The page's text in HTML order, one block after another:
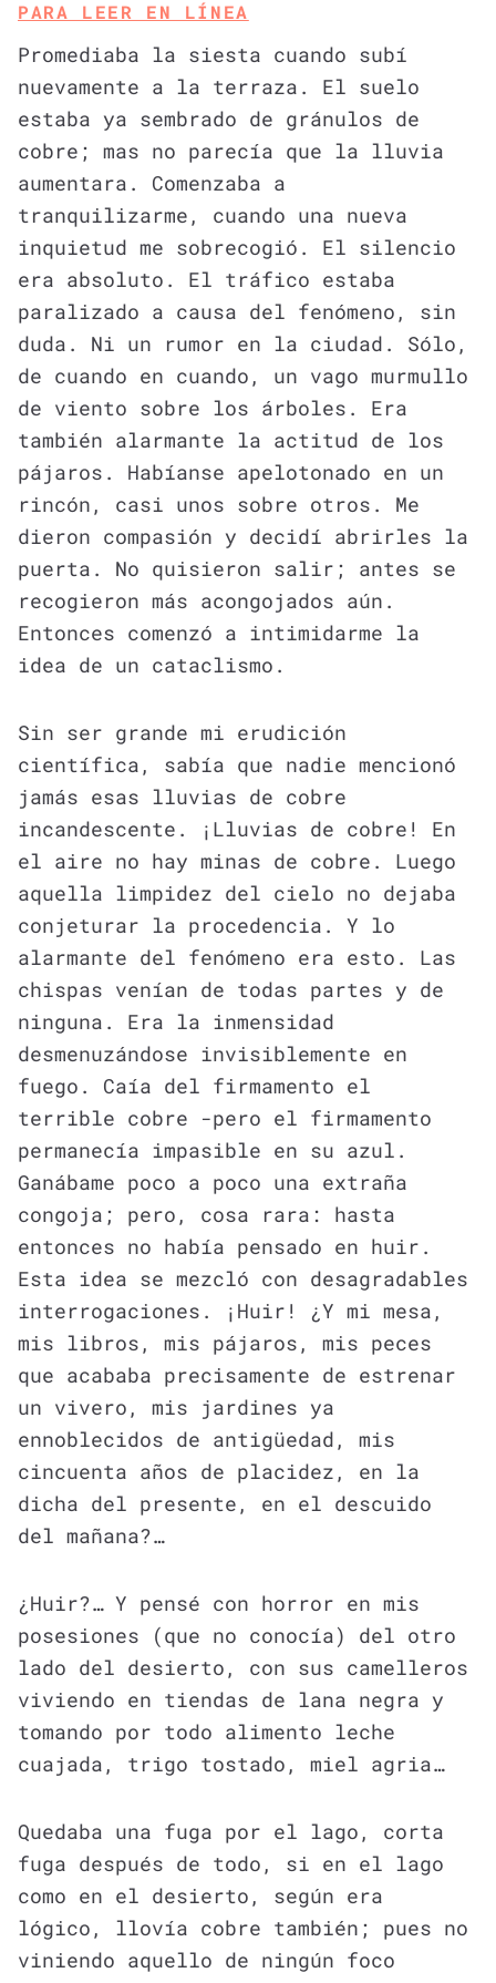
PARA LEER EN LÍNEA
Promediaba la siesta cuando subí
nuevamente a la terraza. El suelo
estaba ya sembrado de gránulos de
cobre; mas no parecía que la lluvia
aumentara. Comenzaba a
tranquilizarme, cuando una nueva
inquietud me sobrecogió. El silencio
era absoluto. El tráfico estaba
paralizado a causa del fenómeno, sin
duda. Ni un rumor en la ciudad. Sólo,
de cuando en cuando, un vago murmullo
de viento sobre los árboles. Era
también alarmante la actitud de los
pájaros. Habíanse apelotonado en un
rincón, casi unos sobre otros. Me
dieron compasión y decidí abrirles la
puerta. No quisieron salir; antes se
recogieron más acongojados aún.
Entonces comenzó a intimidarme la
idea de un cataclismo.
Sin ser grande mi erudición
científica, sabía que nadie mencionó
jamás esas lluvias de cobre
incandescente. ¡Lluvias de cobre! En
el aire no hay minas de cobre. Luego
aquella limpidez del cielo no dejaba
conjeturar la procedencia. Y lo
alarmante del fenómeno era esto. Las
chispas venían de todas partes y de
ninguna. Era la inmensidad
desmenuzándose invisiblemente en
fuego. Caía del firmamento el
terrible cobre -pero el firmamento
permanecía impasible en su azul.
Ganábame poco a poco una extraña
congoja; pero, cosa rara: hasta
entonces no había pensado en huir.
Esta idea se mezcló con desagradables
interrogaciones. ¡Huir! ¿Y mi mesa,
mis libros, mis pájaros, mis peces
que acababa precisamente de estrenar
un vivero, mis jardines ya
ennoblecidos de antigüedad, mis
cincuenta años de placidez, en la
dicha del presente, en el descuido
del mañana?…
¿Huir?… Y pensé con horror en mis
posesiones (que no conocía) del otro
lado del desierto, con sus camelleros
viviendo en tiendas de lana negra y
tomando por todo alimento leche
cuajada, trigo tostado, miel agria…
Quedaba una fuga por el lago, corta
fuga después de todo, si en el lago
como en el desierto, según era
lógico, llovía cobre también; pues no
viniendo aquello de ningún foco